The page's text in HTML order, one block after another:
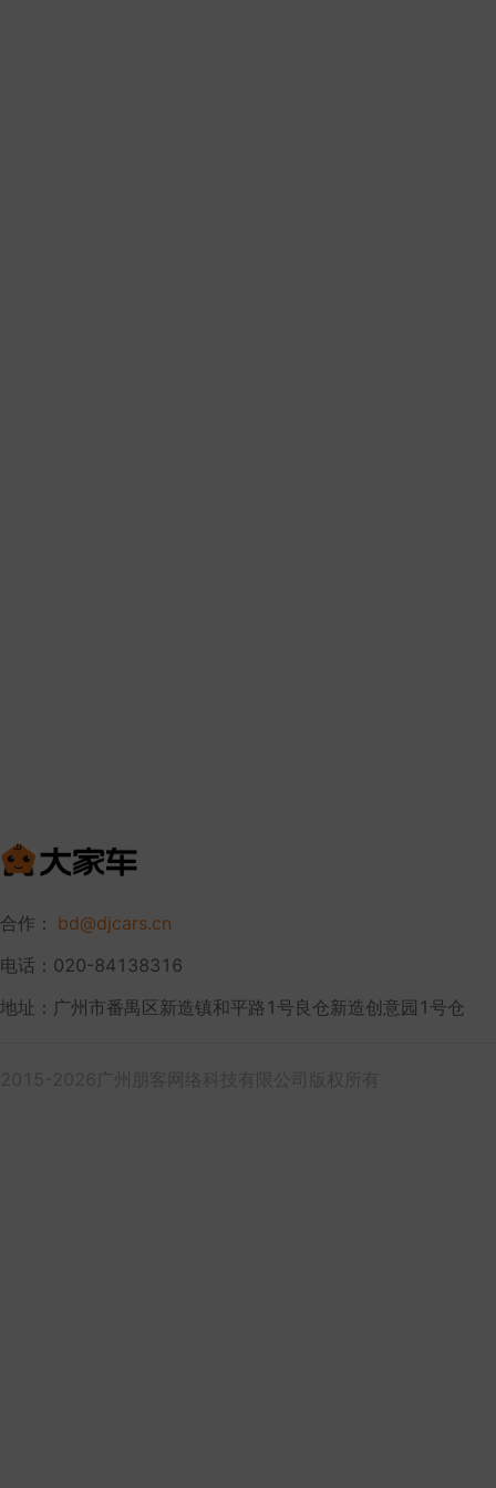
合作： bd@djcars.cn
电话：020-84138316
地址：广州市番禺区新造镇和平路1号良仓新造创意园1号仓